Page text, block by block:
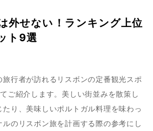
外せない！ランキング上位
ト9選
旅行者が訪れるリスボンの定番観光スポ
ご紹介します。美しい街並みを散策し
たり、美味しいポルトガル料理を味わっ
ルのリスボン旅を計画する際の参考にし